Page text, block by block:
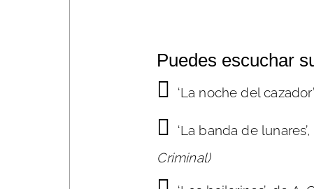
Puedes escuchar
‘La noche del cazador’
‘La banda de lunares’,
Criminal)